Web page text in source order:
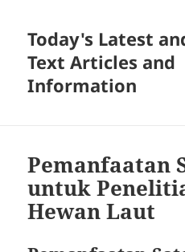
Today's Latest
Text Articles and
Information
Pemanfaatan
untuk
Hewan Laut